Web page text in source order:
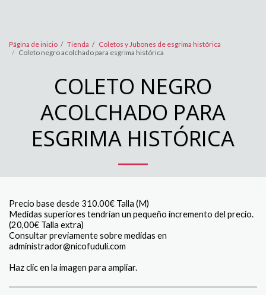
Página de inicio Tienda
Coletos y Jubones de esgrima histórica
Coleto negro acolchado para esgrima histórica
COLETO NEGRO
ACOLCHADO PARA
ESGRIMA HISTÓRICA
Precio base desde 310.00€ Talla (M)
Medidas superiores tendrían un pequeño incremento del precio.
(20,00€ Talla extra)
Consultar previamente sobre medidas en
administrador@nicofuduli.com
Haz clic en la imagen para ampliar.